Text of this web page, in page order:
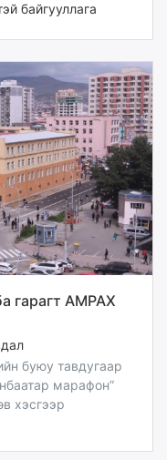
байгууллага
гарагт АМРАХ
буюу тавдугаар
марафон”
хэсгээр